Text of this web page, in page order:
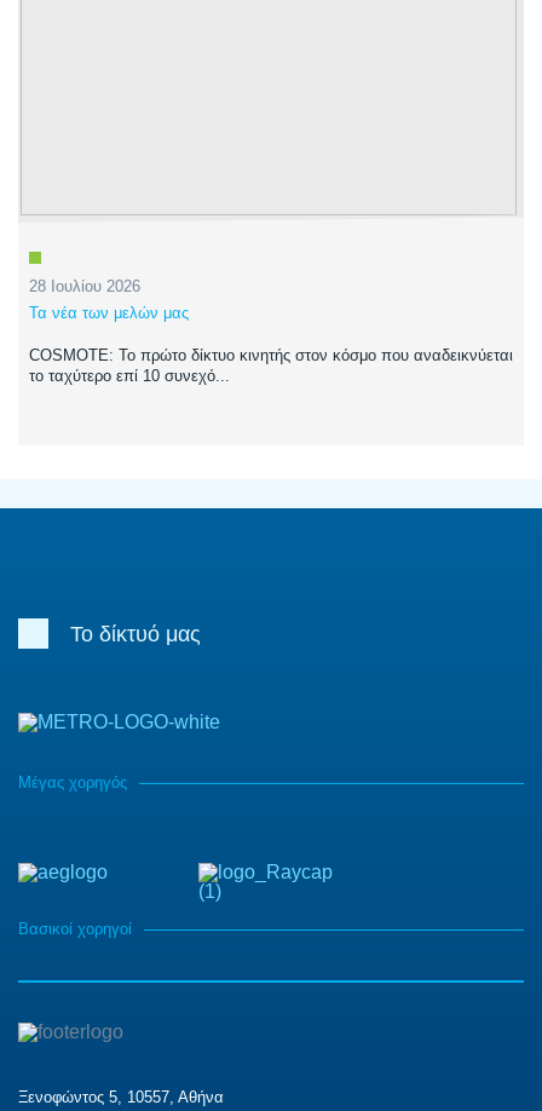
28 Ιουλίου 2026
Τα νέα των μελών μας
COSMOTE: Το πρώτο δίκτυο κινητής στον κόσμο που αναδεικνύεται
το ταχύτερο επί 10 συνεχό...
Το δίκτυό μας
Μέγας χορηγός
Βασικοί χορηγοί
Ξενοφώντος 5, 10557, Αθήνα